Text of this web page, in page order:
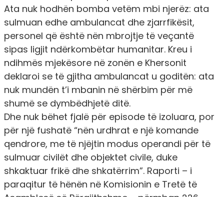
Ata nuk hodhën bomba vetëm mbi njerëz: ata
sulmuan edhe ambulancat dhe zjarrfikësit,
personel që është nën mbrojtje të veçantë
sipas ligjit ndërkombëtar humanitar. Kreu i
ndihmës mjekësore në zonën e Khersonit
deklaroi se të gjitha ambulancat u goditën: ata
nuk mundën t’i mbanin në shërbim për më
shumë se dymbëdhjetë ditë.
Dhe nuk bëhet fjalë për episode të izoluara, por
për një fushatë “nën urdhrat e një komande
qendrore, me të njëjtin modus operandi për të
sulmuar civilët dhe objektet civile, duke
shkaktuar frikë dhe shkatërrim”. Raporti – i
paraqitur të hënën në Komisionin e Tretë të